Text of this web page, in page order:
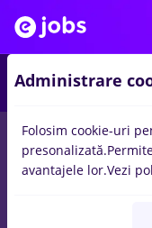
locuri de munca
Student, Entry-Level
Administrare
Folosim cookie-uri
presonalizată.
avantajele lor.Vezi